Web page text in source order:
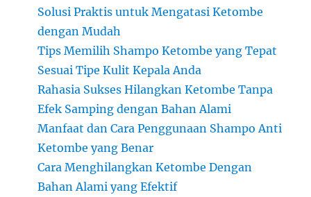
Solusi Praktis untuk Mengatasi Ketombe
dengan Mudah
Tips Memilih Shampo Ketombe yang Tepat
Sesuai Tipe Kulit Kepala Anda
Rahasia Sukses Hilangkan Ketombe Tanpa
Efek Samping dengan Bahan Alami
Manfaat dan Cara Penggunaan Shampo Anti
Ketombe yang Benar
Cara Menghilangkan Ketombe Dengan
Bahan Alami yang Efektif